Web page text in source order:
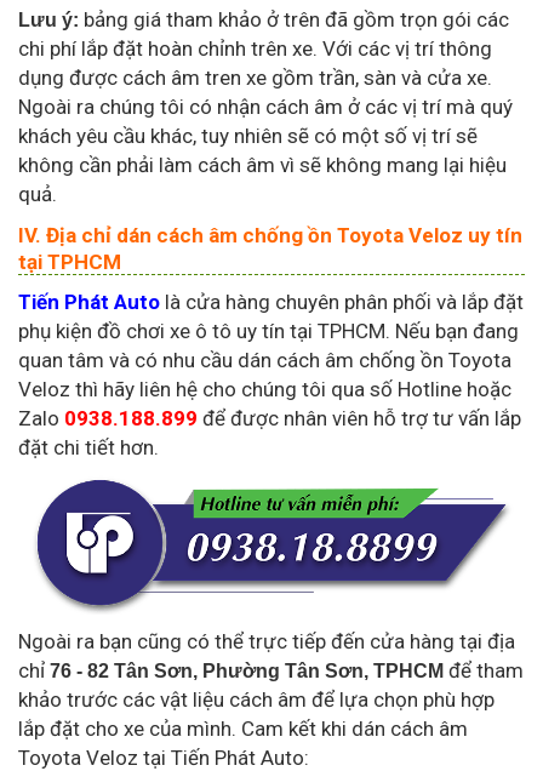
Lưu ý: bảng giá tham khảo ở trên đã gồm trọn gói các
chi phí lắp đặt hoàn chỉnh trên xe. Với các vị trí thông
dụng được cách âm tren xe gồm trần, sàn và cửa xe.
Ngoài ra chúng tôi có nhận cách âm ở các vị trí mà quý
khách yêu cầu khác, tuy nhiên sẽ có một số vị trí sẽ
không cần phải làm cách âm vì sẽ không mang lại hiệu
quả.
IV. Địa chỉ dán cách âm chống ồn Toyota Veloz uy tín
tại TPHCM
Tiến Phát Auto là cửa hàng chuyên phân phối và lắp đặt
phụ kiện đồ chơi xe ô tô uy tín tại TPHCM. Nếu bạn đang
quan tâm và có nhu cầu dán cách âm chống ồn Toyota
Veloz thì hãy liên hệ cho chúng tôi qua số Hotline hoặc
Zalo 0938.188.899 để được nhân viên hỗ trợ tư vấn lắp
đặt chi tiết hơn.
Ngoài ra bạn cũng có thể trực tiếp đến cửa hàng tại địa
chỉ 76 - 82 Tân Sơn, Phường Tân Sơn, TPHCM để tham
khảo trước các vật liệu cách âm để lựa chọn phù hợp
lắp đặt cho xe của mình. Cam kết khi dán cách âm
Toyota Veloz tại Tiến Phát Auto: